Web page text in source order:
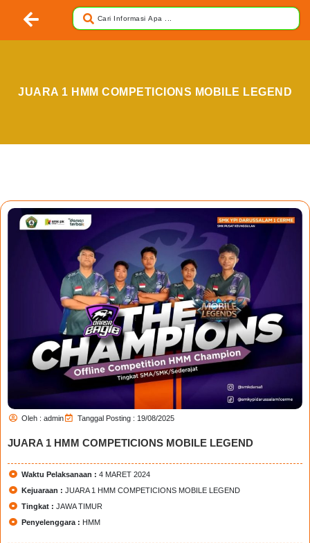
JUARA 1 HMM COMPETICIONS MOBILE LEGEND
Oleh : admin Tanggal Posting : 19/08/2025
JUARA 1 HMM COMPETICIONS MOBILE LEGEND
Waktu Pelaksanaan : 4 MARET 2024
Kejuaraan : JUARA 1 HMM COMPETICIONS MOBILE LEGEND
Tingkat : JAWA TIMUR
Penyelenggara : HMM